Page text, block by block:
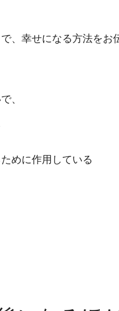
、幸せになる方法をお
、
めに作用している